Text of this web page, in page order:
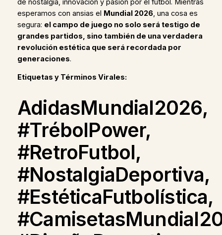
de nostalgia, innovación y pasión por el fútbol. Mientras
esperamos con ansias el Mundial 2026, una cosa es
segura: el campo de juego no solo será testigo de
grandes partidos, sino también de una verdadera
revolución estética que será recordada por
generaciones.
Etiquetas y Términos Virales:
AdidasMundial2026,
#TrébolPower,
#RetroFutbol,
#NostalgiaDeportiva,
#EstéticaFutbolística,